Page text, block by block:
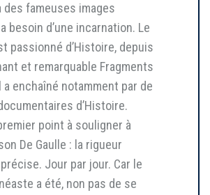
des fameuses images
besoin d’une incarnation. Le
passionné d’Histoire, depuis
et remarquable Fragments
a enchaîné notamment par de
d’Histoire.
point à souligner à
De Gaulle : la rigueur
Jour par jour. Car le
a été, non pas de se